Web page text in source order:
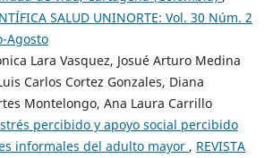
SALUD UNINORTE: Vol. 30 Núm. 2
Agosto
Lara Vasquez, Josué Arturo Medina
Carlos Cortez Gonzales, Diana
Montelongo, Ana Laura Carrillo
percibido y apoyo social percibido
informales del adulto mayor , REVISTA